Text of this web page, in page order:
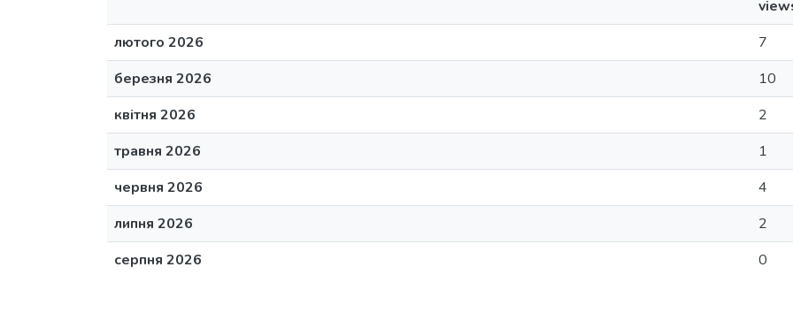
лютого 2026
7
березня 2026
10
квітня 2026
2
травня 2026
1
червня 2026
4
липня 2026
2
серпня 2026
0